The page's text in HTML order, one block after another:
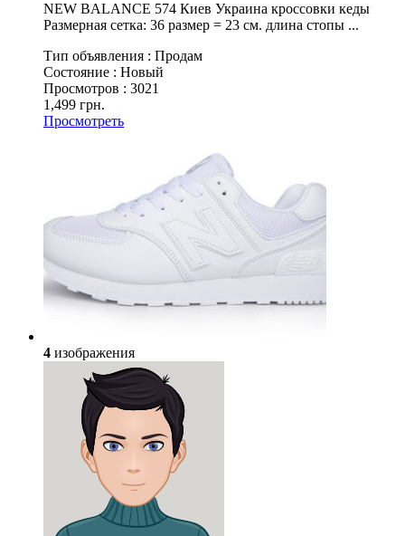
NEW BALANCE 574 Киев Украина кроссовки кеды
Размерная сетка: 36 размер = 23 см. длина стопы ...
Тип объявления : Продам
Состояние : Новый
Просмотров : 3021
1,499 грн.
Просмотреть
4 изображения